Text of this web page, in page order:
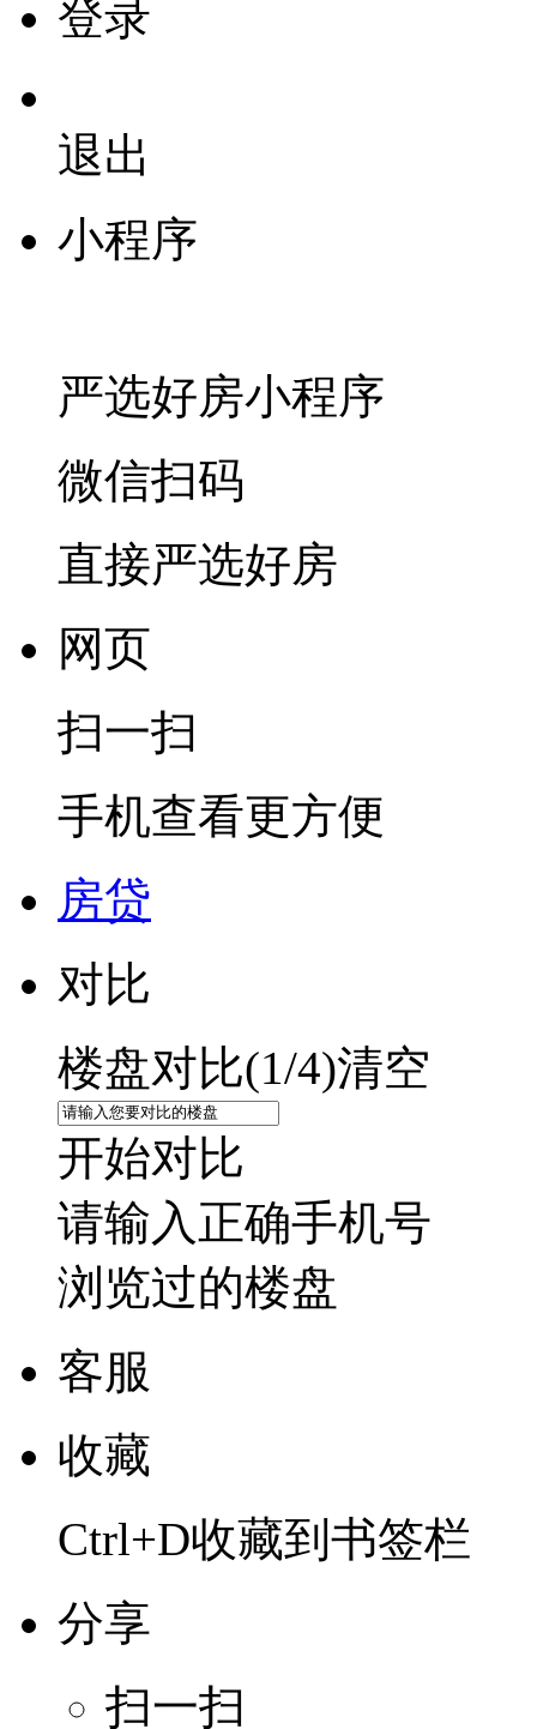
登录
退出
小程序
严选好房小程序
微信扫码
直接严选好房
网页
扫一扫
手机查看更方便
房贷
对比
楼盘对比(1/4)清空
开始对比
请输入正确手机号
浏览过的楼盘
客服
收藏
Ctrl+D收藏到书签栏
分享
扫一扫